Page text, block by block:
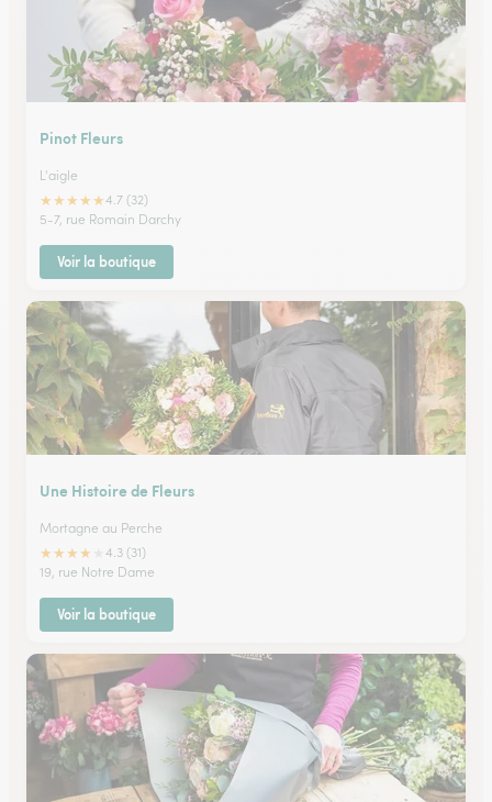
Pinot Fleurs
L'aigle
★★★★★4.7 (32)
5-7, rue Romain Darchy
Voir la boutique
Une Histoire de Fleurs
Mortagne au Perche
★★★★
4.3 (31)
19, rue Notre Dame
Voir la boutique